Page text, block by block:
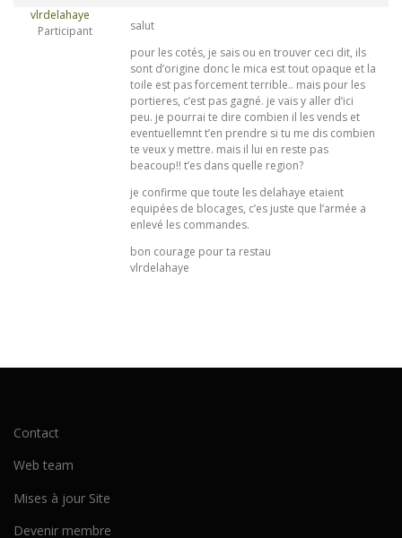
vlrdelahaye
Participant
salut
pour les cotés, je sais ou en trouver ceci dit, ils
sont d’origine donc le mica est tout opaque et la
toile est pas forcement terrible.. mais pour les
portieres, c’est pas gagné. je vais y aller d’ici
peu. je pourrai te dire combien il les vends et
eventuellemnt t’en prendre si tu me dis combien
te veux y mettre. mais il lui en reste pas
beacoup!! t’es dans quelle region?
je confirme que toute les delahaye etaient
equipées de blocages, c’es juste que l’armée a
enlevé les commandes.
bon courage pour ta restau
vlrdelahaye
Contact
Web team
Mises à jour Site
Devenir membre